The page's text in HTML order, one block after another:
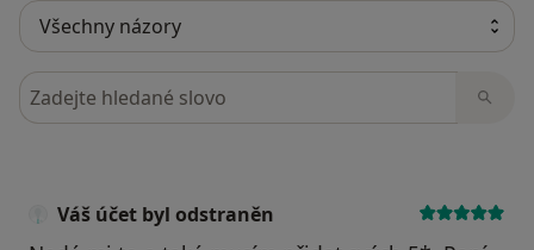
Hledejte v názorech
Váš účet byl odstraněn